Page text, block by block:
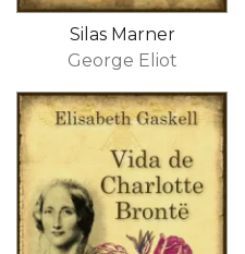
Silas Marner
George Eliot